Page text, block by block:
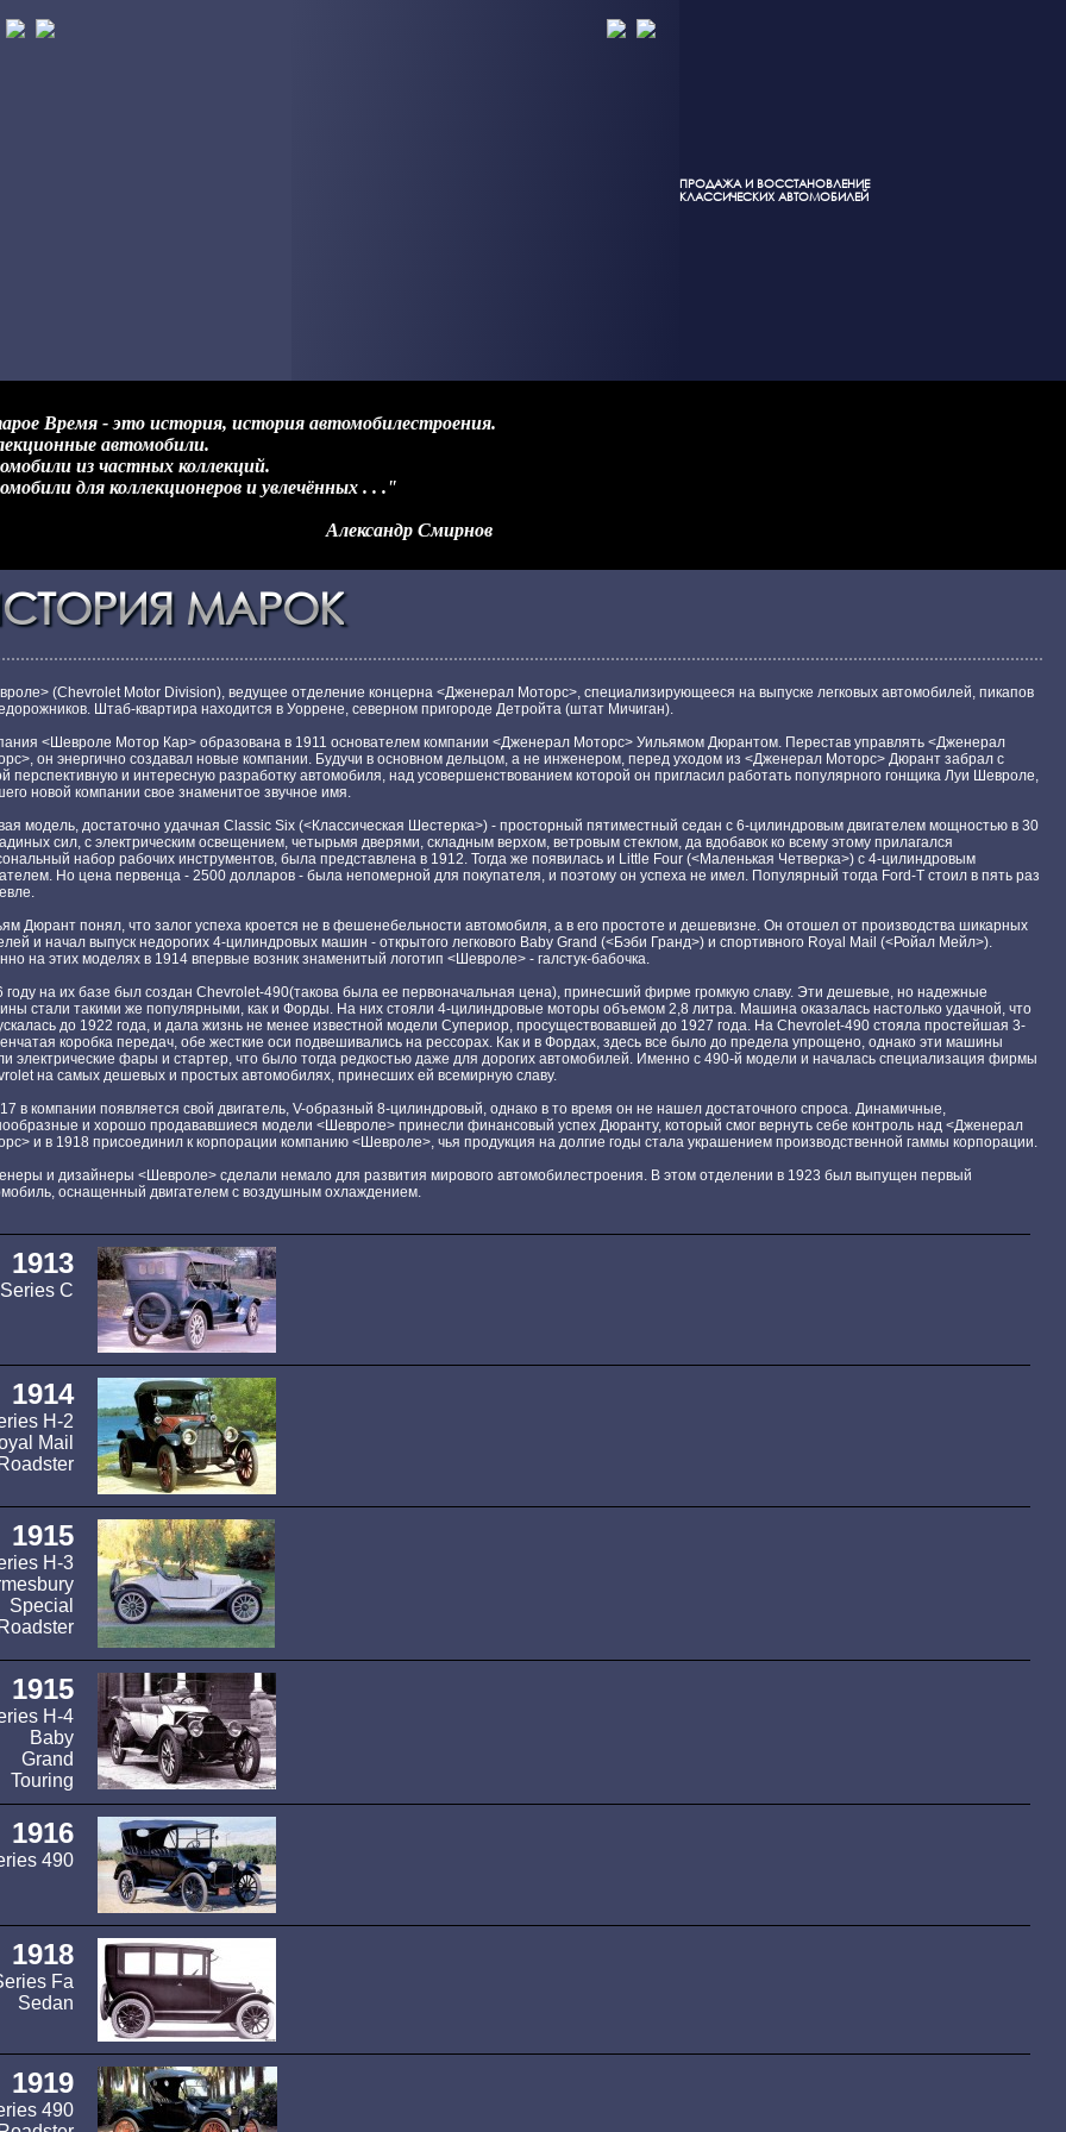
ПРОДАЖА И ВОССТАНОВЛЕНИЕ
КЛАССИЧЕСКИХ АВТОМОБИЛЕЙ
Время - это история, история автомобилестроения.
автомобили.
из частных коллекций.
для коллекционеров и увлечённых . . ."
Смирнов
МАРОК
МАРОК
(Chevrolet Motor Division), ведущее отделение концерна <Дженерал Моторс>, специализирующееся на выпуске легковых автомобилей, пикапов
Штаб-квартира находится в Уоррене, северном пригороде Детройта (штат Мичиган).
<Шевроле Мотор Кар> образована в 1911 основателем компании <Дженерал Моторс> Уильямом Дюрантом. Перестав управлять <Дженерал
он энергично создавал новые компании. Будучи в основном дельцом, а не инженером, перед уходом из <Дженерал Моторс> Дюрант забрал с
перспективную и интересную разработку автомобиля, над усовершенствованием которой он пригласил работать популярного гонщика Луи Шевроле,
новой компании свое знаменитое звучное имя.
модель, достаточно удачная Classic Six (<Классическая Шестерка>) - просторный пятиместный седан с 6-цилиндровым двигателем мощностью в 30
сил, с электрическим освещением, четырьмя дверями, складным верхом, ветровым стеклом, да вдобавок ко всему этому прилагался
набор рабочих инструментов, была представлена в 1912. Тогда же появилась и Little Four (<Маленькая Четверка>) с 4-цилиндровым
Но цена первенца - 2500 долларов - была непомерной для покупателя, и поэтому он успеха не имел. Популярный тогда Ford-Т стоил в пять раз
Дюрант понял, что залог успеха кроется не в фешенебельности автомобиля, а в его простоте и дешевизне. Он отошел от производства шикарных
и начал выпуск недорогих 4-цилиндровых машин - открытого легкового Baby Grand (<Бэби Гранд>) и спортивного Royal Mail (<Ройал Мейл>).
на этих моделях в 1914 впервые возник знаменитый логотип <Шевроле> - галстук-бабочка.
году на их базе был создан Chevrolet-490(такова была ее первоначальная цена), принесший фирме громкую славу. Эти дешевые, но надежные
стали такими же популярными, как и Форды. На них стояли 4-цилиндровые моторы объемом 2,8 литра. Машина оказалась настолько удачной, что
до 1922 года, и дала жизнь не менее известной модели Супериор, просуществовавшей до 1927 года. На Chevrolet-490 стояла простейшая 3-
коробка передач, обе жесткие оси подвешивались на рессорах. Как и в Фордах, здесь все было до предела упрощено, однако эти машины
электрические фары и стартер, что было тогда редкостью даже для дорогих автомобилей. Именно с 490-й модели и началась специализация фирмы
на самых дешевых и простых автомобилях, принесших ей всемирную славу.
в компании появляется свой двигатель, V-образный 8-цилиндровый, однако в то время он не нашел достаточного спроса. Динамичные,
и хорошо продававшиеся модели <Шевроле> принесли финансовый успех Дюранту, который смог вернуть себе контроль над <Дженерал
и в 1918 присоединил к корпорации компанию <Шевроле>, чья продукция на долгие годы стала украшением производственной гаммы корпорации.
и дизайнеры <Шевроле> сделали немало для развития мирового автомобилестроения. В этом отделении в 1923 был выпущен первый
оснащенный двигателем с воздушным охлаждением.
1913
Series C
1914
H-2
Mail
Roadster
1915
H-3
Special
Roadster
1915
H-4
Baby
Grand
Touring
1916
490
1918
Fa
Sedan
1919
490